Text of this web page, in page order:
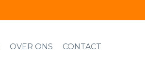
OVER ONS CONTACT